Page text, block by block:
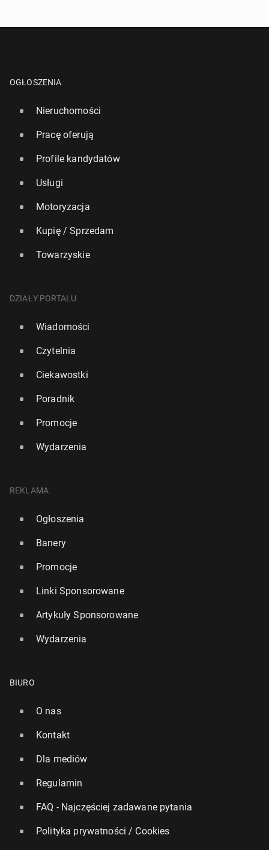
OGŁOSZENIA
Nieruchomości
Pracę oferują
Profile kandydatów
Usługi
Motoryzacja
Kupię / Sprzedam
Towarzyskie
DZIAŁY PORTALU
Wiadomości
Czytelnia
Ciekawostki
Poradnik
Promocje
Wydarzenia
REKLAMA
Ogłoszenia
Banery
Promocje
Linki Sponsorowane
Artykuły Sponsorowane
Wydarzenia
BIURO
O nas
Kontakt
Dla mediów
Regulamin
FAQ - Najczęściej zadawane pytania
Polityka prywatności / Cookies